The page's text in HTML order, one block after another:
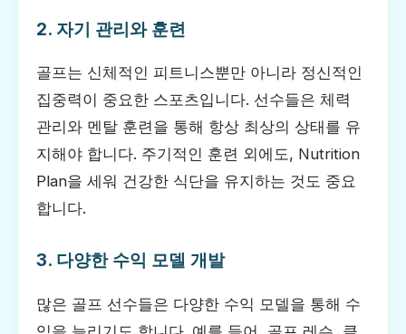
2. 자기 관리와 훈련
골프는 신체적인 피트니스뿐만 아니라 정신적인
집중력이 중요한 스포츠입니다. 선수들은 체력
관리와 멘탈 훈련을 통해 항상 최상의 상태를 유
지해야 합니다. 주기적인 훈련 외에도, Nutrition
Plan을 세워 건강한 식단을 유지하는 것도 중요
합니다.
3. 다양한 수익 모델 개발
많은 골프 선수들은 다양한 수익 모델을 통해 수